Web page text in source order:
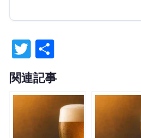
T
w
it
te
r
有
関連記事